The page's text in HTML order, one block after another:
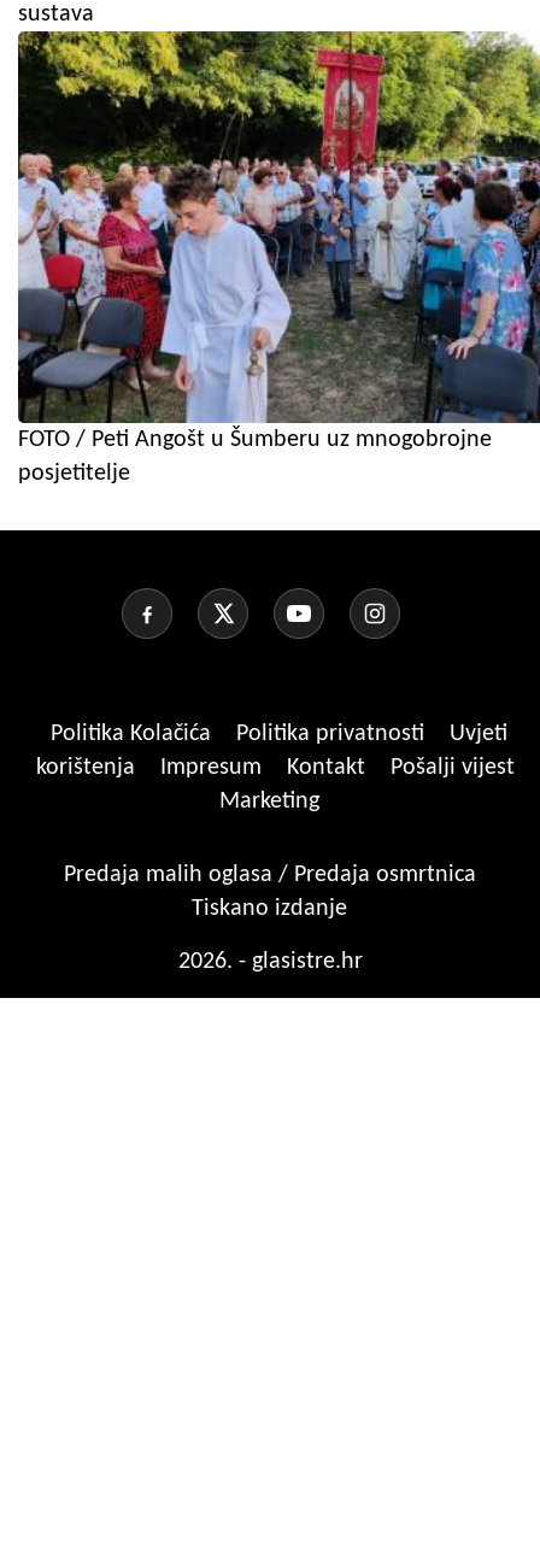
sustava
FOTO / Peti Angošt u Šumberu uz mnogobrojne
posjetitelje
Politika Kolačića Politika privatnosti
Uvjeti
korištenja
Impresum Kontakt
Pošalji vijest
Marketing
Predaja malih oglasa / Predaja osmrtnica
Tiskano izdanje
2026. - glasistre.hr